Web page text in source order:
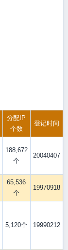
分配IP
个数
登记时间
188,672
个
20040407
65,536
个
19970918
5,120个 19990212